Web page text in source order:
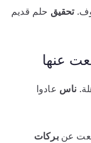
تحقيق حلم قديم
عنها
ناس عادوا
عنبركات